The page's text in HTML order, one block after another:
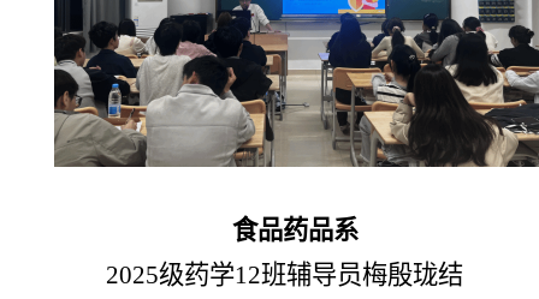
食品药品系
2025级药学12班辅导员梅殷珑结